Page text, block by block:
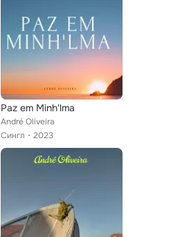
Paz em Minh'lma
André Oliveira
Сингл
2023